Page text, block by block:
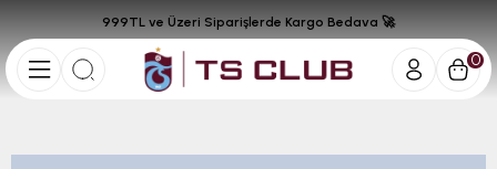
0
999TL ve Üzeri Siparişlerde Kargo Bedava 🚀